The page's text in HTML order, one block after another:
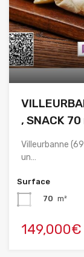
, SNACK 70
Villeurbanne
un…
Surface
70 m²